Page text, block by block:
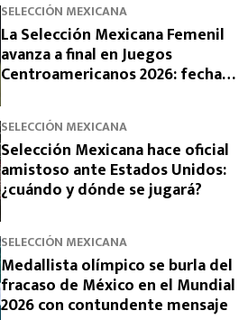
SELECCIÓN MEXICANA
La Selección Mexicana Femenil
avanza a final en Juegos
Centroamericanos 2026: fecha,
SELECCIÓN MEXICANA
Selección Mexicana hace oficial
amistoso ante Estados Unidos:
¿cuándo y dónde se jugará?
SELECCIÓN MEXICANA
Medallista olímpico se burla del
fracaso de México en el Mundial
2026 con contundente mensaje